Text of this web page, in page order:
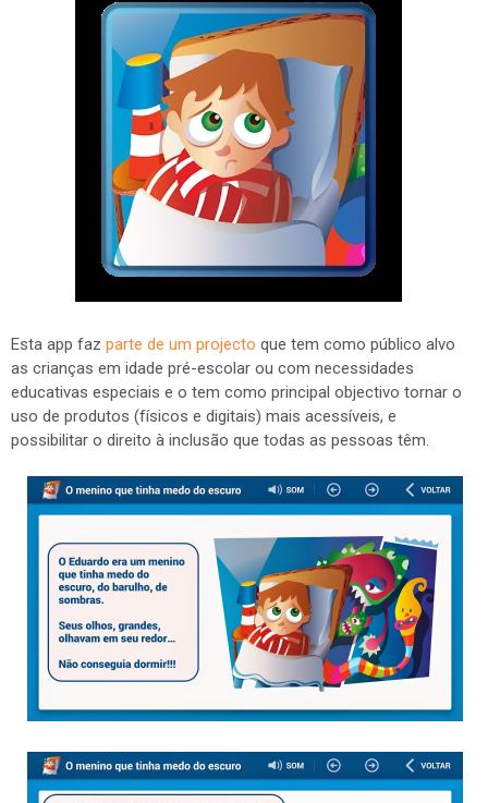
Esta app faz parte de um projecto que tem como público alvo
as crianças em idade pré-escolar ou com necessidades
educativas especiais e o tem como principal objectivo tornar o
uso de produtos (físicos e digitais) mais acessíveis, e
possibilitar o direito à inclusão que todas as pessoas têm.